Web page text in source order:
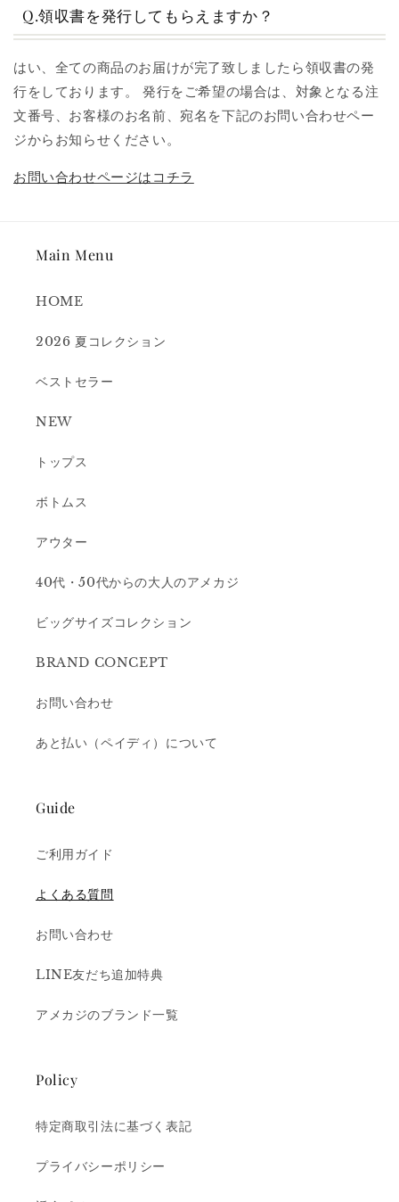
Q.領収書を発行してもらえますか？
はい、全ての商品のお届けが完了致しましたら領収書の発
行をしております。 発行をご希望の場合は、対象となる注
文番号、お客様のお名前、宛名を下記のお問い合わせペー
ジからお知らせください。
お問い合わせページはコチラ
Main Menu
HOME
2026 夏コレクション
ベストセラー
NEW
トップス
ボトムス
アウター
40代・50代からの大人のアメカジ
ビッグサイズコレクション
BRAND CONCEPT
お問い合わせ
あと払い（ペイディ）について
Guide
ご利用ガイド
よくある質問
お問い合わせ
LINE友だち追加特典
アメカジのブランド一覧
Policy
特定商取引法に基づく表記
プライバシーポリシー